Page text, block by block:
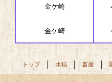
金ケ崎
金ケ崎
トップ 水稲 畜産